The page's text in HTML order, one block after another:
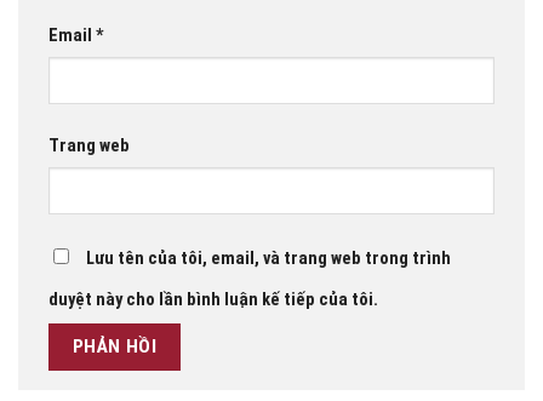
Email *
Trang web
Lưu tên của tôi, email, và trang web trong trình
duyệt này cho lần bình luận kế tiếp của tôi.